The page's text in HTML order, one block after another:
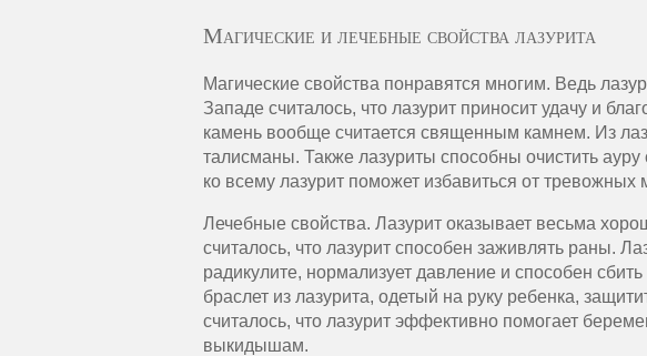
Магические и лечебные свойства лазурита
Магические свойства понравятся многим. Ведь
Западе считалось, что лазурит приносит удачу и
камень вообще считается священным камнем. Из
талисманы. Также лазуриты способны очистить
ко всему лазурит поможет избавиться от
Лечебные свойства. Лазурит оказывает весьма
считалось, что лазурит способен заживлять раны.
радикулите, нормализует давление и способен
браслет из лазурита, одетый на руку ребенка,
считалось, что лазурит эффективно помогает
выкидышам.